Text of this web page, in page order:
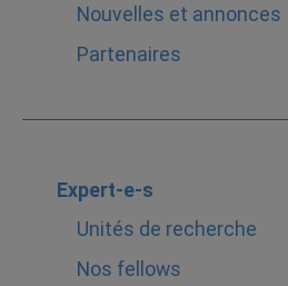
Nouvelles et annonces
Partenaires
Expert-e-s
Unités de recherche
Nos fellows